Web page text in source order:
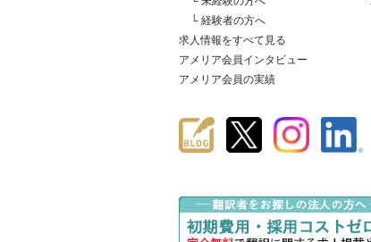
└ 経験者の方へ
求人情報をすべて見る
アメリア会員インタビュー
アメリア会員の実績